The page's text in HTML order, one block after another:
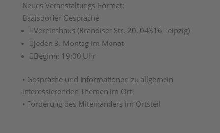
Neues Veranstaltungs-Format:
Baalsdorfer Gespräche
Vereinshaus (Brandiser Str. 20, 04316 Leipzig)
jeden 3. Montag im Monat
Beginn: 19:00 Uhr
• Gespräche und Informationen zu allgemein
interessierenden Themen im Ort
• Förderung des Miteinanders im Ortsteil